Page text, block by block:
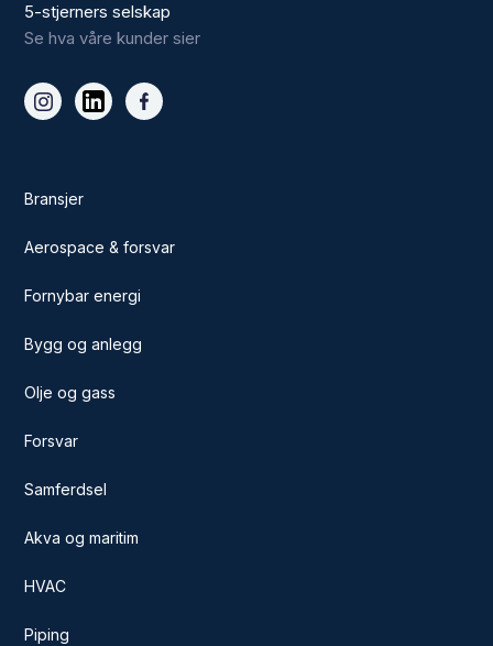
5-stjerners selskap
Se hva våre kunder sier
Bransjer
Aerospace & forsvar
Fornybar energi
Bygg og anlegg
Olje og gass
Forsvar
Samferdsel
Akva og maritim
HVAC
Piping